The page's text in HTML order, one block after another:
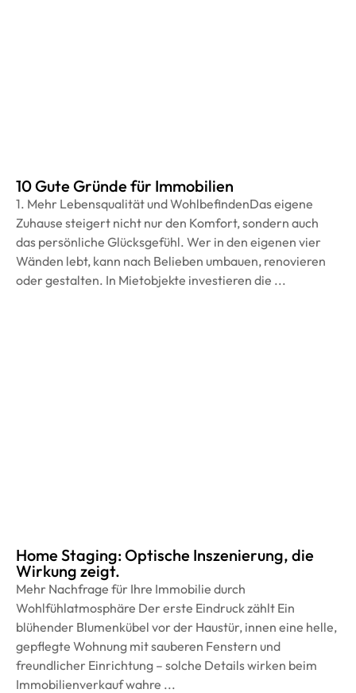
10 Gute Gründe für Immobilien
1. Mehr Lebensqualität und WohlbefindenDas eigene
Zuhause steigert nicht nur den Komfort, sondern auch
das persönliche Glücksgefühl. Wer in den eigenen vier
Wänden lebt, kann nach Belieben umbauen, renovieren
oder gestalten. In Mietobjekte investieren die ...
Home Staging: Optische Inszenierung, die
Wirkung zeigt.
Mehr Nachfrage für Ihre Immobilie durch
Wohlfühlatmosphäre Der erste Eindruck zählt Ein
blühender Blumenkübel vor der Haustür, innen eine helle,
gepflegte Wohnung mit sauberen Fenstern und
freundlicher Einrichtung – solche Details wirken beim
Immobilienverkauf wahre ...